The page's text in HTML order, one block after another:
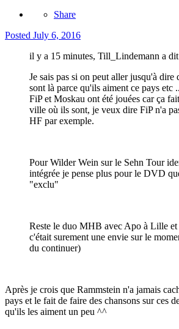
Share
Posted July 6, 2016
il y a 15 minutes, Till_Lindemann a
Je sais pas si on peut aller jusqu'à dire
sont là parce qu'ils aiment ce pays etc
FiP et Moskau ont été jouées car ça
ville où ils sont, je veux dire FiP n'a
HF par exemple.
Pour Wilder Wein sur le Sehn Tour
intégrée je pense plus pour le DVD
"exclu"
Reste le duo MHB avec Apo à Lille et
c'était surement une envie sur le
du continuer)
Après je crois que Rammstein n'a jamais
pays et le fait de faire des chansons sur ces
qu'ils les aiment un peu ^^